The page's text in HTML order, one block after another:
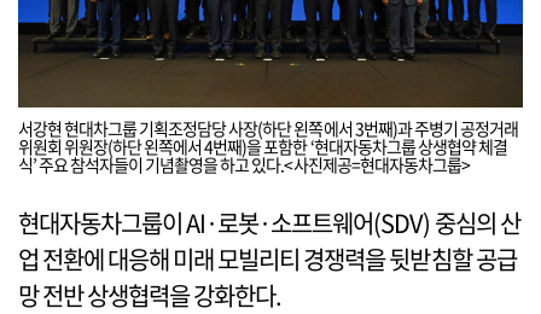
서강현 현대차그룹 기획조정담당 사장(하단 왼쪽에서 3번째)과 주병기 공정거래
위원회 위원장(하단 왼쪽에서 4번째)을 포함한 ‘현대자동차그룹 상생협약 체결
식’ 주요 참석자들이 기념촬영을 하고 있다.<사진제공=현대자동차그룹>
현대자동차그룹이 AI·로봇·소프트웨어(SDV) 중심의 산
업 전환에 대응해 미래 모빌리티 경쟁력을 뒷받침할 공급
망 전반 상생협력을 강화한다.